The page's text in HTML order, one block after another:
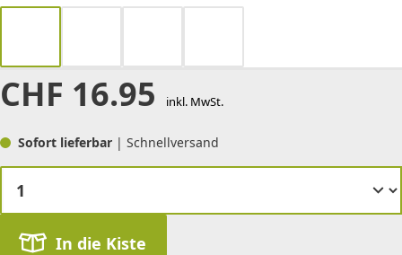
CHF 16.95 inkl. MwSt.
Sofort lieferbar | Schnellversand
In die Kiste